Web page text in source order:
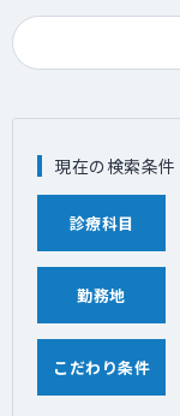
現在の検索条件
診療科目
勤務地
こだわり条件